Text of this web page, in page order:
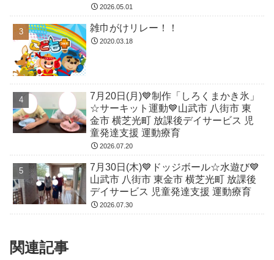
2026.05.01
雑巾がけリレー！！
2020.03.18
7月20日(月)💙制作「しろくまかき氷」
☆サーキット運動💙山武市 八街市 東
金市 横芝光町 放課後デイサービス 児
童発達支援 運動療育
2026.07.20
7月30日(木)💙ドッジボール☆水遊び💙
山武市 八街市 東金市 横芝光町 放課後
デイサービス 児童発達支援 運動療育
2026.07.30
関連記事